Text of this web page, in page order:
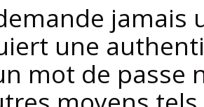
jamais
une
mot de passe